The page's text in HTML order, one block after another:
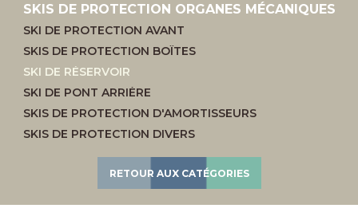
SKIS DE PROTECTION ORGANES MÉCANIQUES
SKI DE PROTECTION AVANT
SKIS DE PROTECTION BOÎTES
SKI DE RÉSERVOIR
SKI DE PONT ARRIÈRE
SKIS DE PROTECTION D'AMORTISSEURS
SKIS DE PROTECTION DIVERS
RETOUR AUX CATÉGORIES